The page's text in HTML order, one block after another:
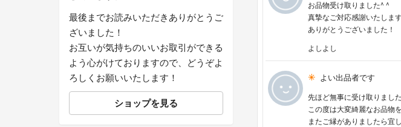
お品物受け取りました^ ^
真摯なご対応感謝いたします
ありがとうございました！
よしよし
よい出品者です
先ほど無事に受け取りました
この度は大変綺麗なお品物
またご縁がありましたら宜
最後までお読みいただきありがとうご
ざいました！
お互いが気持ちのいいお取引ができる
よう心がけておりますので、どうぞよ
ろしくお願いいたします！
ショップを見る